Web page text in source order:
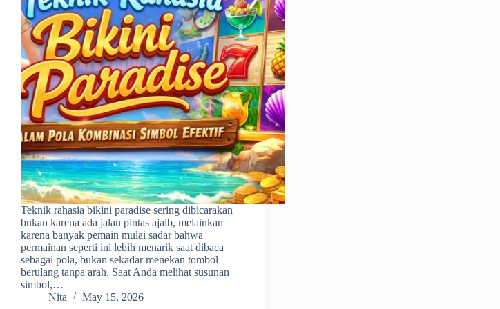
Teknik rahasia bikini paradise sering dibicarakan
bukan karena ada jalan pintas ajaib, melainkan
karena banyak pemain mulai sadar bahwa
permainan seperti ini lebih menarik saat dibaca
sebagai pola, bukan sekadar menekan tombol
berulang tanpa arah. Saat Anda melihat susunan
simbol,…
Nita
May 15, 2026